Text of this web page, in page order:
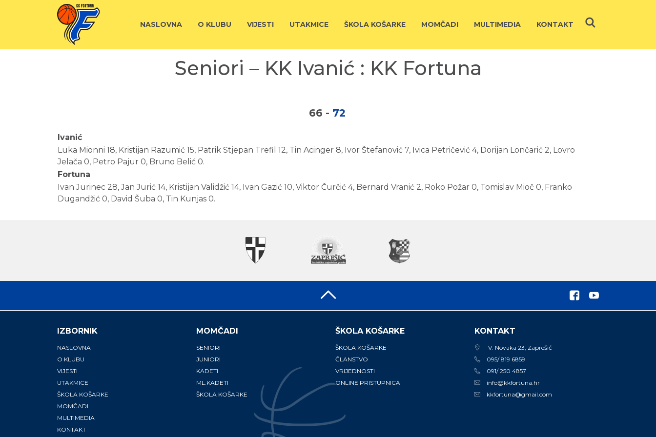
NASLOVNA O KLUBU VIJESTI UTAKMICE ŠKOLA KOŠARKE MOMČADI MULTIMEDIA KONTAKT
Seniori – KK Ivanić : KK Fortuna
66 - 72
Ivanić
Luka Mionni 18, Kristijan Razumić 15, Patrik Stjepan Trefil 12, Tin Acinger 8, Ivor Štefanović 7, Ivica Petričević 4, Dorijan Lončarić 2, Lovro
Jelača 0, Petro Pajur 0, Bruno Belić 0.
Fortuna
Ivan Jurinec 28, Jan Jurić 14, Kristijan Validžić 14, Ivan Gazić 10, Viktor Čurčić 4, Bernard Vranić 2, Roko Požar 0, Tomislav Mioč 0, Franko
Dugandžić 0, David Šuba 0, Tin Kunjas 0.
IZBORNIK
NASLOVNA
O KLUBU
VIJESTI
UTAKMICE
ŠKOLA KOŠARKE
MOMČADI
MULTIMEDIA
KONTAKT
MOMČADI
SENIORI
JUNIORI
KADETI
ML.KADETI
ŠKOLA KOŠARKE
ŠKOLA KOŠARKE
ŠKOLA KOŠARKE
ČLANSTVO
VRIJEDNOSTI
ONLINE PRISTUPNICA
KONTAKT
V. Novaka 23, Zaprešić
095/ 819 6859
091/ 250 4857
info@kkfortuna.hr
kkfortuna@gmail.com